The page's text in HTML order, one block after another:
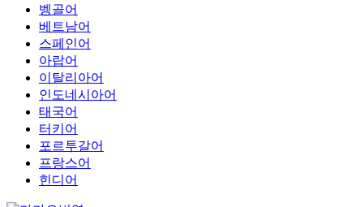
벵골어
베트남어
스페인어
아랍어
이탈리아어
인도네시아어
태국어
터키어
포르투갈어
프랑스어
힌디어